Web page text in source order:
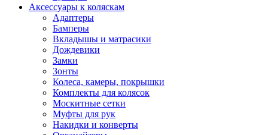
Аксессуары к коляскам
Адаптеры
Бамперы
Вкладышы и матрасики
Дождевики
Замки
Зонты
Колеса, камеры, покрышки
Комплекты для колясок
Москитные сетки
Муфты для рук
Накидки и конверты